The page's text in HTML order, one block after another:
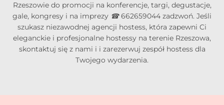
Rzeszowie do promocji na konferencje, targi, degustacje,
gale, kongresy i na imprezy ☎662659044 zadzwoń. Jeśli
szukasz niezawodnej agencji hostess, która zapewni Ci
eleganckie i profesjonalne hostessy na terenie Rzeszowa,
skontaktuj się z nami i i zarezerwuj zespół hostess dla
Twojego wydarzenia.